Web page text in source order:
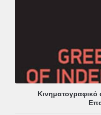
Κινηματογραφικό